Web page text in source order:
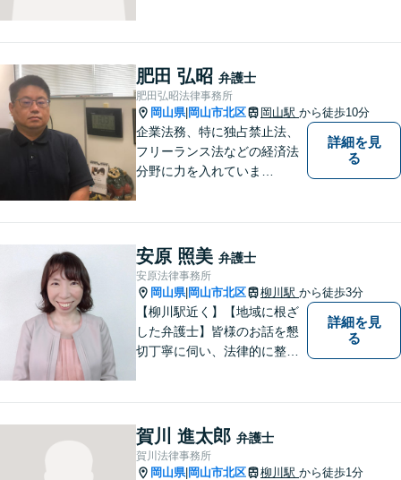
軽にご相談ください。
肥田 弘昭 弁護士
肥田弘昭法律事務所
岡山県| 岡山市北区 岡山駅 から徒歩10分
企業法務、特に独占禁止法、
フリーランス法などの経済法
分野に力を入れていま
詳細を見
る
安原 照美 弁護士
安原法律事務所
岡山県| 岡山市北区 柳川駅 から徒歩3分
【柳川駅近く】【地域に根ざ
した弁護士】皆様のお話を懇
切丁寧に伺い、法律的に整理
少しでも解決されますよう，
誠心誠意努力いたす所存で
す。皆様方のご来所をお待ち
詳細を見
る
賀川 進太郎 弁護士
賀川法律事務所
岡山県| 岡山市北区 柳川駅 から徒歩1分